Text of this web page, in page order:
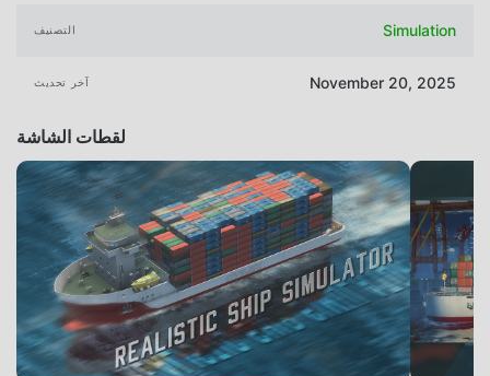
التصنيف Simulation
آخر تحديث November 20, 2025
لقطات الشاشة